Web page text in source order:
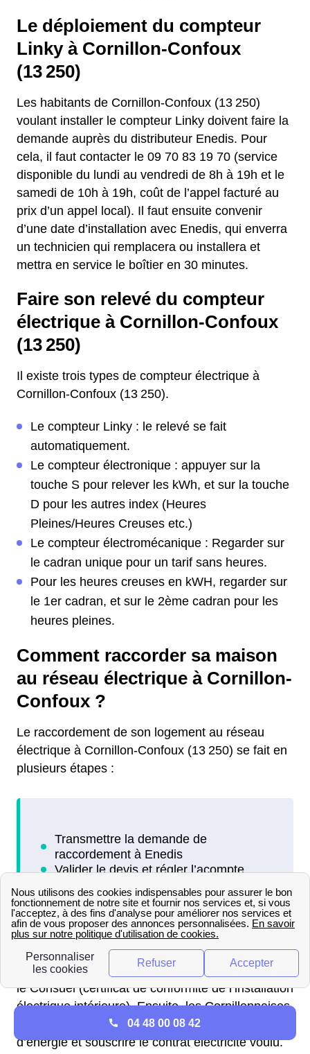
Le déploiement du compteur
Linky à Cornillon-Confoux
(13 250)
Les habitants de Cornillon-Confoux (13 250)
voulant installer le compteur Linky doivent faire la
demande auprès du distributeur Enedis. Pour
cela, il faut contacter le 09 70 83 19 70 (service
disponible du lundi au vendredi de 8h à 19h et le
samedi de 10h à 19h, coût de l’appel facturé au
prix d’un appel local). Il faut ensuite convenir
d’une date d’installation avec Enedis, qui enverra
un technicien qui remplacera ou installera et
mettra en service le boîtier en 30 minutes.
Faire son relevé du compteur
électrique à Cornillon-Confoux
(13 250)
Il existe trois types de compteur électrique à
Cornillon-Confoux (13 250).
Le compteur Linky : le relevé se fait
automatiquement.
Le compteur électronique : appuyer sur la
touche S pour relever les kWh, et sur la touche
D pour les autres index (Heures
Pleines/Heures Creuses etc.)
Le compteur électromécanique : Regarder sur
le cadran unique pour un tarif sans heures.
Pour les heures creuses en kWH, regarder sur
le 1er cadran, et sur le 2ème cadran pour les
heures pleines.
Comment raccorder sa maison
au réseau électrique à Cornillon-
Confoux ?
Le raccordement de son logement au réseau
électrique à Cornillon-Confoux (13 250) se fait en
plusieurs étapes :
Une fois le raccordement effectué, il faut obtenir
le Consuel (certificat de conformité de l’installation
électrique intérieure). Ensuite, les Cornillonnaises
et Cornillonnais doivent contacter un fournisseur
d’énergie et souscrire le contrat électricité voulu.
04 48 00 08 42